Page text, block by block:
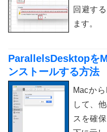
回避す
ます。
ParallelsDesktopを
ンストールする方法
Macか
して、
スを確